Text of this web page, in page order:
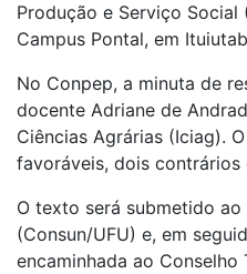
Produção e Serviço Social
Campus Pontal, em
No Conpep, a minuta de
docente Adriane de
Ciências Agrárias (Iciag).
favoráveis, dois contrários
O texto será submetido
(Consun/UFU) e, em
encaminhada ao